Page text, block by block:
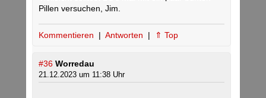
Pillen versuchen, Jim.
Kommentieren | Antworten | ⇑ Top
#36 Worredau
21.12.2023 um 11:38 Uhr